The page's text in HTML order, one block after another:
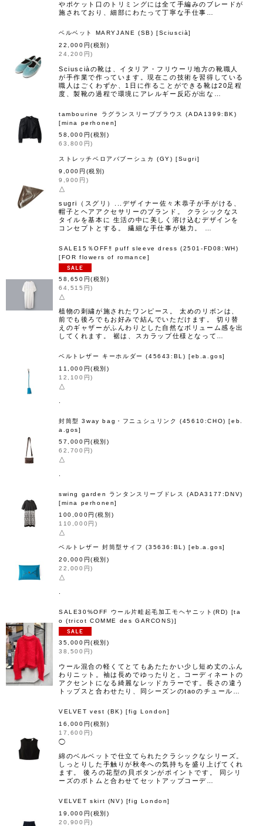
やポケット口のトリミングには全て手編みのブレードが
施されており、細部にわたって丁寧な手仕事…
ベルベット MARYJANE (SB) [Sciuscià]
22,000 円(税別)
24,200 円)
Sciusciàの靴は、イタリア・フリウーリ地方の靴職人
が手作業で作っています。現在この技術を習得している
職人はごくわずか、1日に作ることができる靴は20足程
度、製靴の過程で環境にアレルギー反応が出な…
tambourine ラグランスリーブブラウス (ADA1399:BK)
[mina perhonen]
58,000 円(税別)
63,800 円)
ストレッチベロアバブーシュカ (GY) [Sugri]
9,000 円 (税別)
9,900 円 )
△
sugri（スグリ）...デザイナー佐々木恭子が手がける、
帽子とヘアアクセサリーのブランド。 クラシックなス
タイルを基本に 生活の中に美しく溶け込むデザインを
コンセプトとする。 繊細な手仕事が魅力。 …
SALE15％OFF‼︎ puff sleeve dress (2501-FD08:WH)
[FOR flowers of romance ]
58,650 円(税別)
64,515 円)
△
植物の刺繍が施されたワンピース。 太めのリボンは、
前でも後ろでもお好みで結んでいただけます。 切り替
えのギャザーがふんわりとした自然なボリューム感を出
してくれます。 裾は、スカラップ仕様となって…
ベルトレザー キーホルダー (45643:BL) [eb.a.gos]
11,000 円(税別)
12,100 円)
△
封筒型 3way bag・フニュシュリンク (45610:CHO) [eb.
a.gos]
57,000 円(税別)
62,700 円)
△
swing garden ランタンスリーブドレス (ADA3177:DNV)
[mina perhonen]
100,000円 (税別)
110,000 円 )
△
ベルトレザー 封筒型サイフ (35636:BL) [eb.a.gos]
20,000 円(税別)
22,000 円)
△
SALE30%OFF ウール片畦起毛加工モヘヤニット(RD) [ta
o (tricot COMME des GARCONS)]
35,000 円(税別)
38,500 円)
ウール混合の軽くてとてもあたたかい少し短め丈のふん
わりニット。袖は長めでゆったりと。コーディネートの
アクセントになる綺麗なレッドカラーです。長さの違う
トップスと合わせたり、同シーズンのtaoのチュール…
VELVET vest (BK) [fig London ]
16,000 円(税別)
17,600 円)
◯
綿のベルベットで仕立てられたクラシックなシリーズ。
しっとりした手触りが秋冬への気持ちを盛り上げてくれ
ます。 後ろの花型の貝ボタンがポイントです。 同シリ
ーズのボトムと合わせてセットアップコーデ…
VELVET skirt (NV) [fig London]
19,000 円(税別)
20,900 円)